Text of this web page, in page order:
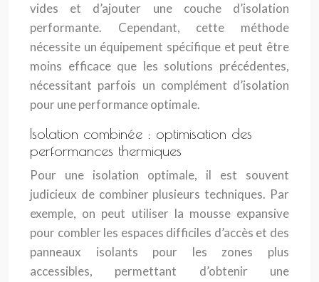
vides et d’ajouter une couche d’isolation
performante. Cependant, cette méthode
nécessite un équipement spécifique et peut être
moins efficace que les solutions précédentes,
nécessitant parfois un complément d’isolation
pour une performance optimale.
Isolation combinée : optimisation des
performances thermiques
Pour une isolation optimale, il est souvent
judicieux de combiner plusieurs techniques. Par
exemple, on peut utiliser la mousse expansive
pour combler les espaces difficiles d’accès et des
panneaux isolants pour les zones plus
accessibles, permettant d’obtenir une